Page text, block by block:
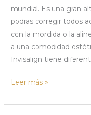
mundial. Es una gran
podrás corregir todos
con la mordida o la
a una comodidad
Invisalign tiene
Leer más »